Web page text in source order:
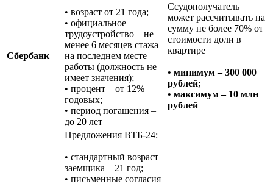
Сбербанк
• возраст от 21 года;
• официальное
трудоустройство – не
менее 6 месяцев стажа
на последнем месте
работы (должность не
имеет значения);
• процент – от 12%
годовых;
• период погашения –
до 20 лет
Ссудополучатель
может рассчитывать на
сумму не более 70% от
стоимости доли в
квартире
• минимум – 300 000
рублей;
• максимум – 10 млн
рублей
Предложения ВТБ-24:
• стандартный возраст
заемщика – 21 год;
• письменные согласия